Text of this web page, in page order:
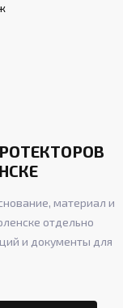
материал и
отдельно
и документы для